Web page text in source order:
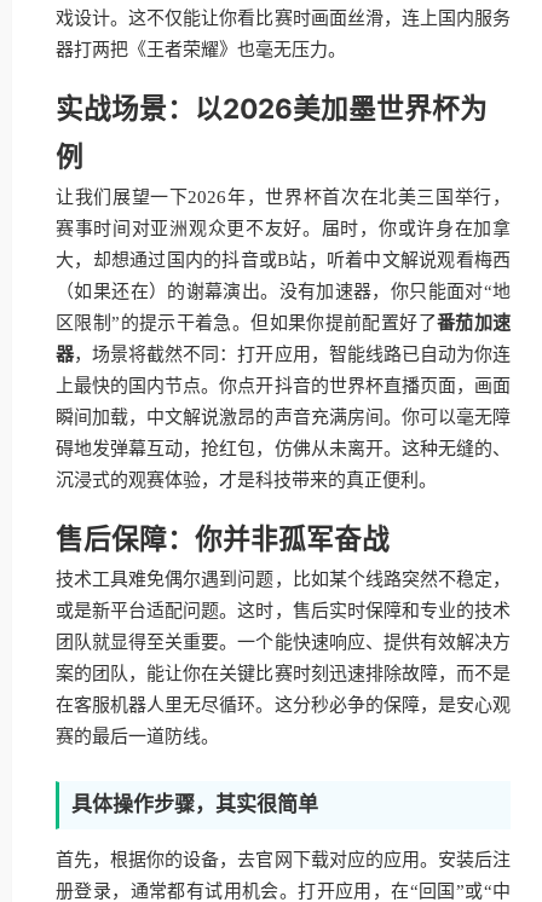
戏设计。这不仅能让你看比赛时画面丝滑，连上国内服务
器打两把《王者荣耀》也毫无压力。
实战场景：以2026美加墨世界杯为
例
让我们展望一下2026年，世界杯首次在北美三国举行，
赛事时间对亚洲观众更不友好。届时，你或许身在加拿
大，却想通过国内的抖音或B站，听着中文解说观看梅西
（如果还在）的谢幕演出。没有加速器，你只能面对“地
区限制”的提示干着急。但如果你提前配置好了番茄加速
器，场景将截然不同：打开应用，智能线路已自动为你连
上最快的国内节点。你点开抖音的世界杯直播页面，画面
瞬间加载，中文解说激昂的声音充满房间。你可以毫无障
碍地发弹幕互动，抢红包，仿佛从未离开。这种无缝的、
沉浸式的观赛体验，才是科技带来的真正便利。
售后保障：你并非孤军奋战
技术工具难免偶尔遇到问题，比如某个线路突然不稳定，
或是新平台适配问题。这时，售后实时保障和专业的技术
团队就显得至关重要。一个能快速响应、提供有效解决方
案的团队，能让你在关键比赛时刻迅速排除故障，而不是
在客服机器人里无尽循环。这分秒必争的保障，是安心观
赛的最后一道防线。
具体操作步骤，其实很简单
首先，根据你的设备，去官网下载对应的应用。安装后注
册登录，通常都有试用机会。打开应用，在“回国”或“中